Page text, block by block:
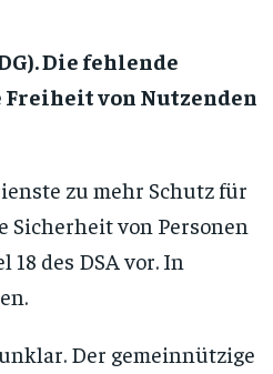
Die fehlende
Freiheit von Nutzenden
zu mehr Schutz für
Sicherheit von Personen
des DSA vor. In
Der gemeinnützige